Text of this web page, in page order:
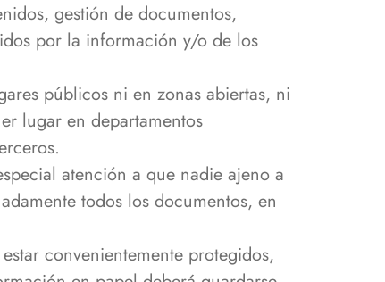
gestión de documentos,
por la información y/o de los
públicos ni en zonas abiertas, ni
lugar en departamentos
atención a que nadie ajeno a
todos los documentos, en
convenientemente protegidos,